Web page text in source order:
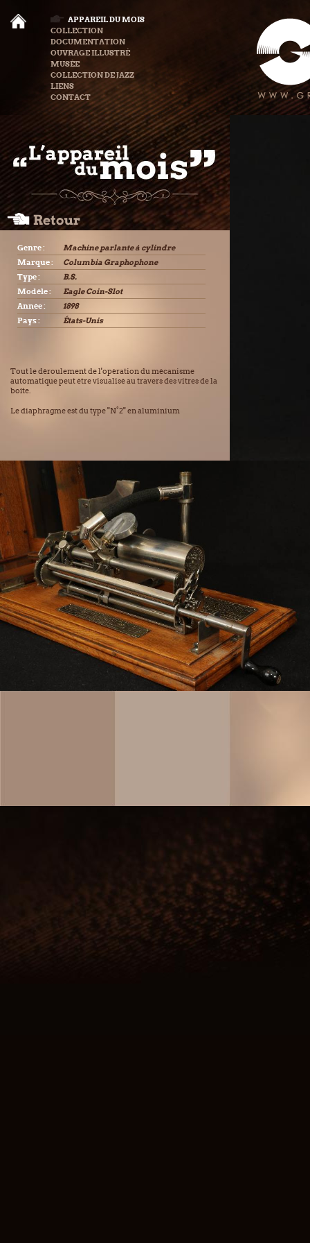
APPAREIL DU MOIS
COLLECTION
DOCUMENTATION
OUVRAGE ILLUSTRÉ
MUSÉE
COLLECTION DE JAZZ
LIENS
CONTACT
Genre :
Machine parlante à cylindre
Marque :
Columbia Graphophone
Type :
B.S.
Modèle :
Eagle Coin-Slot
Année :
1898
Pays :
États-Unis
Tout le déroulement de l'opèration du mécanisme
automatique peut être visualisé au travers des vitres de la
boîte.
Le diaphragme est du type "N°2" en aluminium